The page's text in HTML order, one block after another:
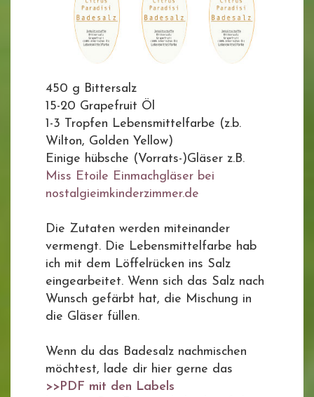
450 g Bittersalz
15-20 Grapefruit Öl
1-3 Tropfen Lebensmittelfarbe (z.b.
Wilton, Golden Yellow)
Einige hübsche (Vorrats-)Gläser z.B.
Miss Etoile Einmachgläser bei
nostalgieimkinderzimmer.de
Die Zutaten werden miteinander
vermengt. Die Lebensmittelfarbe hab
ich mit dem Löffelrücken ins Salz
eingearbeitet. Wenn sich das Salz nach
Wunsch gefärbt hat, die Mischung in
die Gläser füllen.
Wenn du das Badesalz nachmischen
möchtest, lade dir hier gerne das
>>PDF mit den Labels